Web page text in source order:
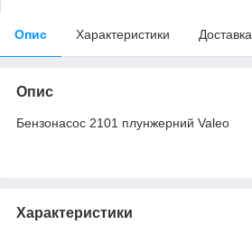
Опис Характеристики Доставка
Опис
Бензонасос 2101 плунжерний Valeo
Характеристики